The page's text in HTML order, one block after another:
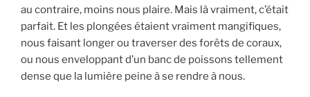
au contraire, moins nous plaire. Mais là vraiment, c’était
parfait. Et les plongées étaient vraiment mangifiques,
nous faisant longer ou traverser des forêts de coraux,
ou nous enveloppant d’un banc de poissons tellement
dense que la lumière peine à se rendre à nous.